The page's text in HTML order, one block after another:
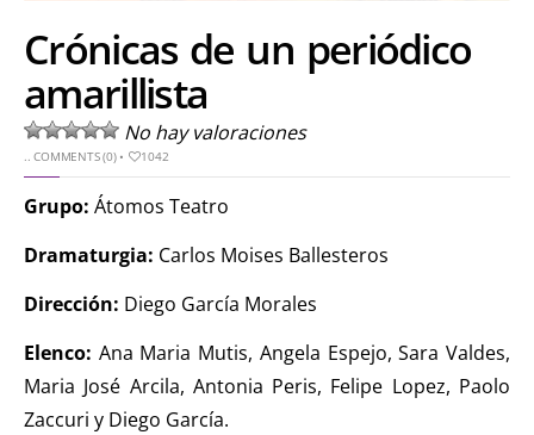
Crónicas de un periódico
amarillista
No hay valoraciones
..COMMENTS (0)• 1042
Grupo: Átomos Teatro
Dramaturgia: Carlos Moises Ballesteros
Dirección: Diego García Morales
Elenco: Ana Maria Mutis, Angela Espejo, Sara Valdes,
Maria José Arcila, Antonia Peris, Felipe Lopez, Paolo
Zaccuri y Diego García.